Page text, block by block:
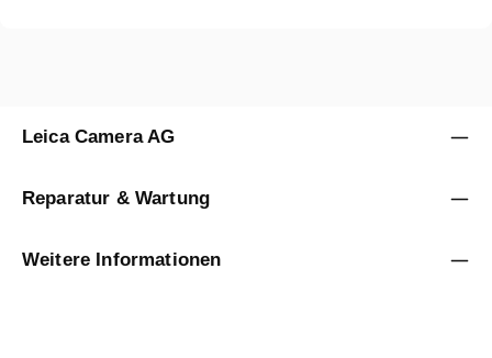
Leica Camera AG
Reparatur & Wartung
Weitere Informationen